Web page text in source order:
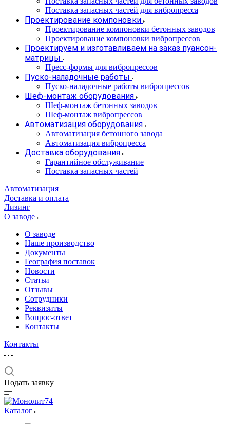
Поставка запасных частей для вибропресса
Проектирование компоновки
Проектирование компоновки бетонных заводов
Проектирование компоновки вибропрессов
Проектируем и изготавливаем на заказ пуансон-
матрицы
Пресс-формы для вибропрессов
Пуско-наладочные работы
Пуско-наладочные работы вибропрессов
Шеф-монтаж оборудования
Шеф-монтаж бетонных заводов
Шеф-монтаж вибропрессов
Автоматизация оборудования
Автоматизация бетонного завода
Автоматизация вибропресса
Доставка оборудования
Гарантийное обслуживание
Поставка запасных частей
Автоматизация
Доставка и оплата
Лизинг
О заводе
О заводе
Наше производство
Документы
География поставок
Новости
Статьи
Отзывы
Сотрудники
Реквизиты
Вопрос-ответ
Контакты
Контакты
Подать заявку
Каталог